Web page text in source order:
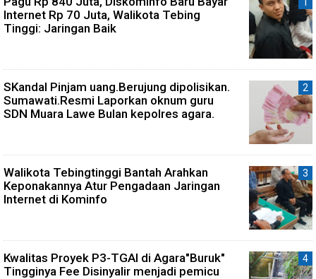
Internet Rp 70 Juta, Walikota Tebing
Tinggi: Jaringan Baik
SKandal Pinjam uang.Berujung dipolisikan.
Sumawati.Resmi Laporkan oknum guru
SDN Muara Lawe Bulan kepolres agara.
Walikota Tebingtinggi Bantah Arahkan
Keponakannya Atur Pengadaan Jaringan
Internet di Kominfo
Kwalitas Proyek P3-TGAI di Agara"Buruk"
Tingginya Fee Disinyalir menjadi pemicu